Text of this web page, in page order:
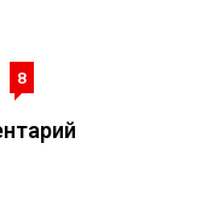
8